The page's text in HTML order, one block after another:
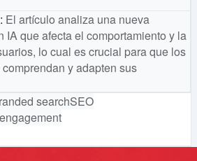
: El artículo analiza una nueva
IA que afecta el comportamiento y la
lo cual es crucial para que los
y adapten sus
searchSEO